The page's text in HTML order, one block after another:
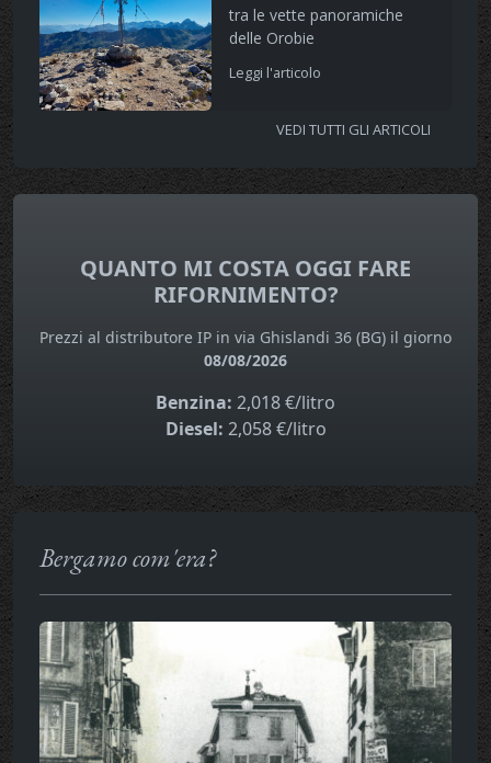
tra le vette panoramiche
delle Orobie
Leggi l'articolo
VEDI TUTTI GLI ARTICOLI
QUANTO MI COSTA OGGI FARE
RIFORNIMENTO?
Prezzi al distributore IP in via Ghislandi 36 (BG) il giorno
08/08/2026
Benzina: 2,018 €/litro
Diesel: 2,058 €/litro
Bergamo com'era?